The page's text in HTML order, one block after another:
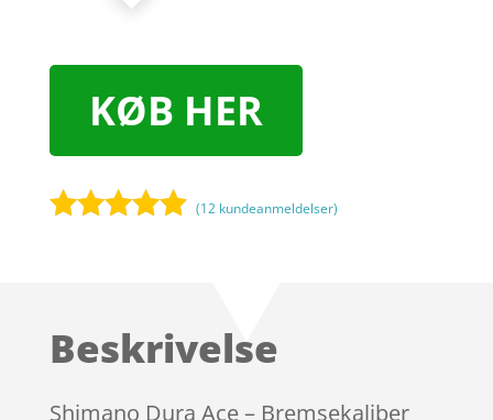
KØB HER
kundebedø
(12 kundeanmeldelser)
Beskrivelse
Shimano Dura Ace – Bremsekaliber